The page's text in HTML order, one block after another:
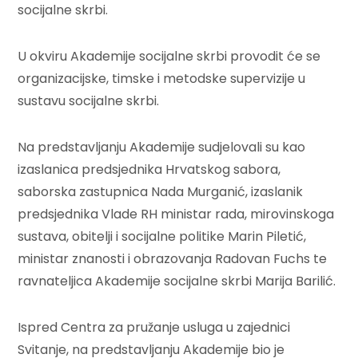
socijalne skrbi.
U okviru Akademije socijalne skrbi provodit će se
organizacijske, timske i metodske supervizije u
sustavu socijalne skrbi.
Na predstavljanju Akademije sudjelovali su kao
izaslanica predsjednika Hrvatskog sabora,
saborska zastupnica Nada Murganić, izaslanik
predsjednika Vlade RH ministar rada, mirovinskoga
sustava, obitelji i socijalne politike Marin Piletić,
ministar znanosti i obrazovanja Radovan Fuchs te
ravnateljica Akademije socijalne skrbi Marija Barilić.
Ispred Centra za pružanje usluga u zajednici
Svitanje, na predstavljanju Akademije bio je